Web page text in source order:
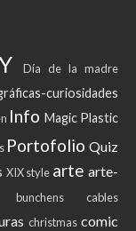
Día de la madre
curiosidades
Info Magic Plastic
Portofolio Quiz
XIX style arte arte-
bunchens cables
christmas comic